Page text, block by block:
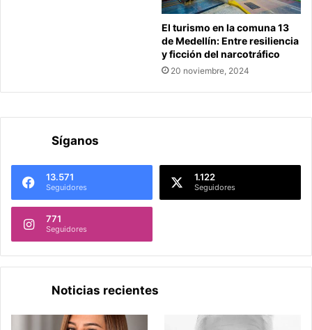
El turismo en la comuna 13
de Medellín: Entre resiliencia
y ficción del narcotráfico
20 noviembre, 2024
Síganos
13.571
Seguidores
1.122
Seguidores
771
Seguidores
Noticias recientes